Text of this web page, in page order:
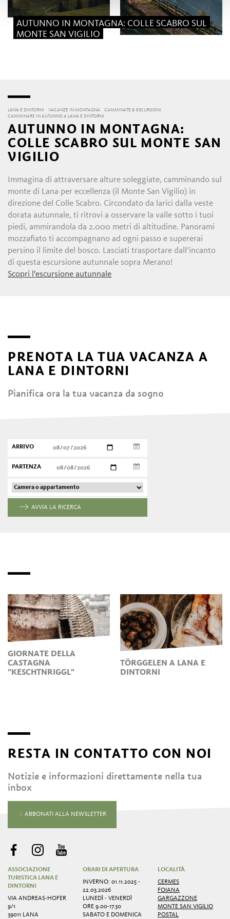
AUTUNNO IN MONTAGNA: COLLE SCABRO SUL
MONTE SAN VIGILIO
LANA E DINTORNI VACANZE IN MONTAGNA
CAMMINATE & ESCURSIONI
CAMMINARE IN AUTUNNO A LANA E DINTORNI
AUTUNNO IN MONTAGNA:
COLLE SCABRO SUL MONTE SAN
VIGILIO
Immagina di attraversare alture soleggiate, camminando sul
monte di Lana per eccellenza (il Monte San Vigilio) in
direzione del Colle Scabro. Circondato da larici dalla veste
dorata autunnale, ti ritrovi a osservare la valle sotto i tuoi
piedi, ammirandola da 2.000 metri di altitudine. Panorami
mozzafiato ti accompagnano ad ogni passo e supererai
persino il limite del bosco. Lasciati trasportare dall’incanto
di questa escursione autunnale sopra Merano!
Scopri l'escursione autunnale
PRENOTA LA TUA VACANZA A
LANA E DINTORNI
Pianifica ora la tua vacanza da sogno
ARRIVO
PARTENZA
AVVIA LA RICERCA
GIORNATE DELLA
CASTAGNA
"KESCHTNRIGGL"
TÖRGGELEN A LANA E
DINTORNI
RESTA IN CONTATTO CON NOI
Notizie e informazioni direttamente nella tua
inbox
ABBONATI ALLA NEWSLETTER
ASSOCIAZIONE
TURISTICA LANA E
DINTORNI
VIA ANDREAS-HOFER
9/1
39011 LANA
ORARI DI APERTURA
INVERNO: 01.11.2025 -
22.03.2026
LUNEDÌ - VENERDÌ
ORE 9.00-17.30
SABATO E DOMENICA
LOCALITÀ
CERMES
FOIANA
GARGAZZONE
MONTE SAN VIGILIO
POSTAL